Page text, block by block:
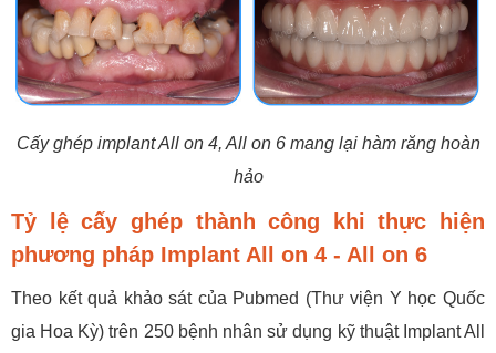
Cấy ghép implant All on 4, All on 6 mang lại hàm răng hoàn
hảo
Tỷ lệ cấy ghép thành công khi thực hiện
phương pháp Implant All on 4 - All on 6
Theo kết quả khảo sát của Pubmed (Thư viện Y học Quốc
gia Hoa Kỳ) trên 250 bệnh nhân sử dụng kỹ thuật Implant All